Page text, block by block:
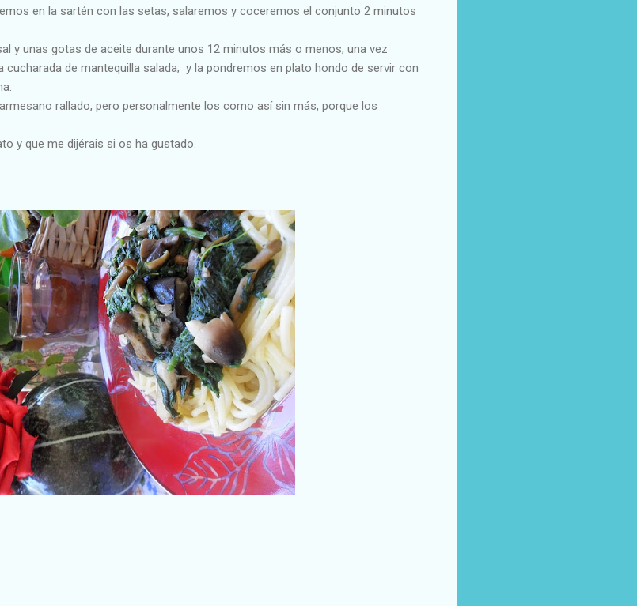
en la sartén con las setas, salaremos y coceremos el conjunto 2 minutos
y unas gotas de aceite durante unos 12 minutos más o menos; una vez
de mantequilla salada; y la pondremos en plato hondo de servir con
rallado, pero personalmente los como así sin más, porque los
y que me dijérais si os ha gustado.